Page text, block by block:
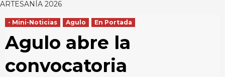
ARTESANÍA 2026
- Mini-Noticias Agulo En Portada
Agulo abre la
convocatoria